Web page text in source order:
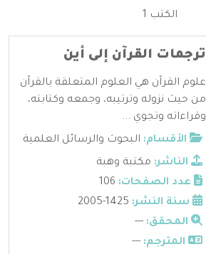
الكتب 1
ترجمات القرآن إلى أين
علوم القرآن هي العلوم المتعلقة بالقرآن
من حيث نزوله وترتيبه، وجمعه وكتابته،
وقراءاته وتجوي ...
الأقسام: البحوث والرسائل العلمية
الناشر: مكتبة وهبة
عدد الصفحات:
سنة النشر:
المحقق: ---
المترجم: ---